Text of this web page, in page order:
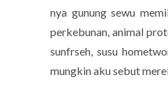
nya gunung sewu
perkebunan, animal
sunfrseh, susu
mungkin aku sebut